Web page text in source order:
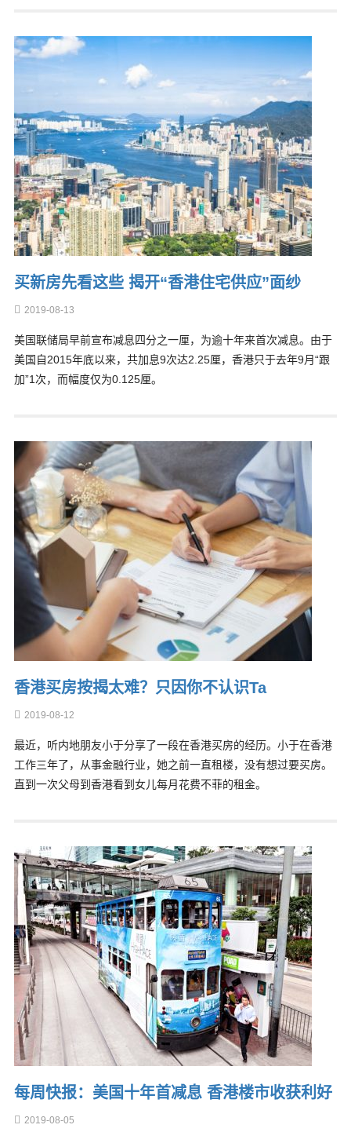
买新房先看这些 揭开“香港住宅供应”面纱
2019-08-13
美国联储局早前宣布减息四分之一厘，为逾十年来首次减息。由于
美国自2015年底以来，共加息9次达2.25厘，香港只于去年9月“跟
加”1次，而幅度仅为0.125厘。
香港买房按揭太难？只因你不认识Ta
2019-08-12
最近，听内地朋友小于分享了一段在香港买房的经历。小于在香港
工作三年了，从事金融行业，她之前一直租楼，没有想过要买房。
直到一次父母到香港看到女儿每月花费不菲的租金。
每周快报：美国十年首减息 香港楼市收获利好
2019-08-05